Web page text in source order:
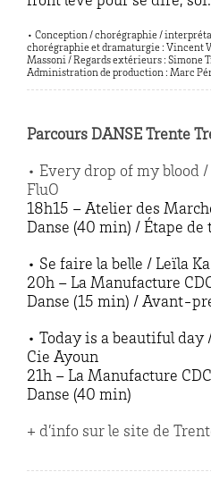
• Conception / chorégraphie /
chorégraphie et dramaturgie : Vincent
Massoni / Regards extérieurs : Simone
Administration de production : Marc
Parcours DANSE Trente
• Every drop of my blood
FluO
18h15 – Atelier des
Danse (40 min) / Étape de
• Se faire la belle / Leïla
20h – La Manufacture
Danse (15 min) / Avant-
• Today is a beautiful day
Cie Ayoun
21h – La Manufacture
Danse (40 min)
+ d’info sur le site de